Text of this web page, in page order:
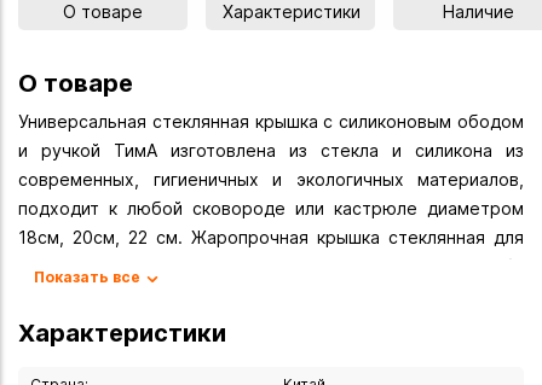
О товаре Характеристики Наличие
О товаре
Универсальная стеклянная крышка с силиконовым ободом
и ручкой ТимА изготовлена из стекла и силикона из
современных, гигиеничных и экологичных материалов,
подходит к любой сковороде или кастрюле диаметром
18см, 20см, 22 см. Жаропрочная крышка стеклянная для
сковороды и кастрюли 3 в 1 сочетает в себе
Имеется отверстие для выпуска пара, пароотвод
позволяет избежать пролива жидкости на плиту.
Показать все
Характеристики